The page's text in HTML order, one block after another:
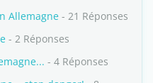
Allemagne - 21 Réponses
- 2 Réponses
- 4 Réponses